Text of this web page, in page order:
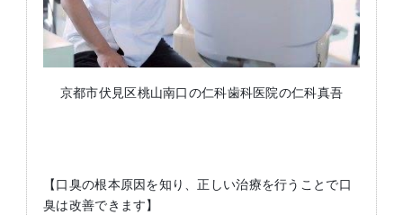
京都市伏見区桃山南口の仁科歯科医院の仁科真吾
【口臭の根本原因を知り、正しい治療を行うことで口
臭は改善できます】